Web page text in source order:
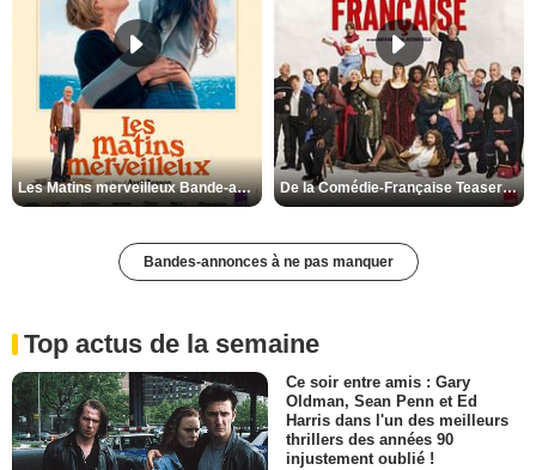
Les Matins merveilleux Bande-annonce VF De la Comédie-Française Teaser VF
Bandes-annonces à ne pas manquer
Top actus de la semaine
Ce soir entre amis : Gary
Oldman, Sean Penn et Ed
Harris dans l'un des meilleurs
thrillers des années 90
injustement oublié !